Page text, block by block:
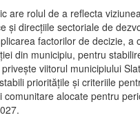
are rolul de a reflecta
și direcțiile sectoriale de
factorilor de decizie, a
din municipiu, pentru
viitorul municipiului
prioritățile și criteriile
comunitare alocate pentru